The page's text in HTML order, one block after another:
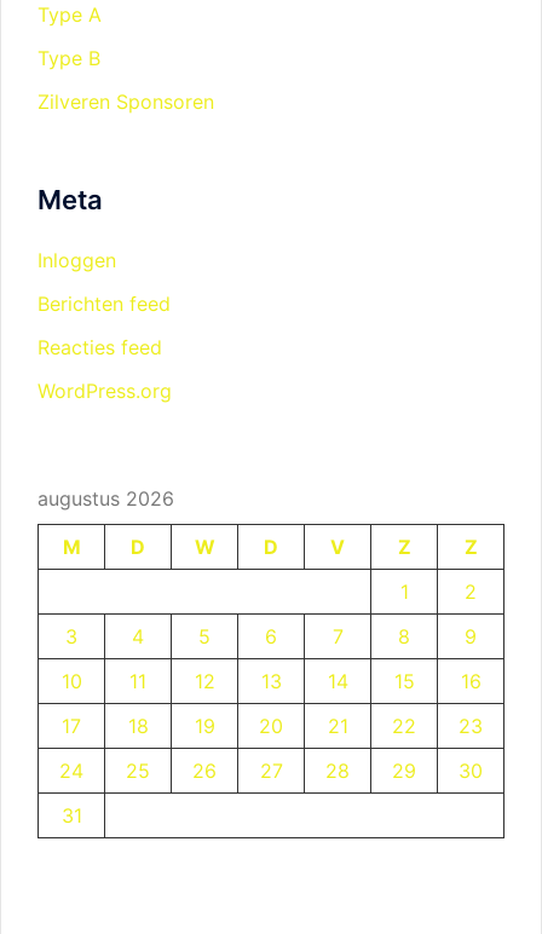
Type A
Type B
Zilveren Sponsoren
Meta
Inloggen
Berichten feed
Reacties feed
WordPress.org
augustus 2026
M
D W D V Z
Z
1
2
3
4 5 6 7 8
9
10
11 12 13 14 15
16
17
18 19 20 21 22
23
24
25 26 27 28 29
30
31